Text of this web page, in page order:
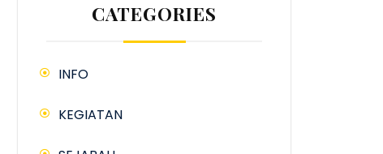
CATEGORIES
INFO
KEGIATAN